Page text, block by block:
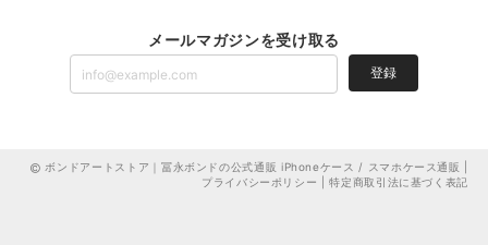
メールマガジンを受け取る
登録
ボンドアートストア｜冨永ボンドの公式通販 iPhoneケース / スマホケース通販 |
プライバシーポリシー
|特定商取引法に基づく表記